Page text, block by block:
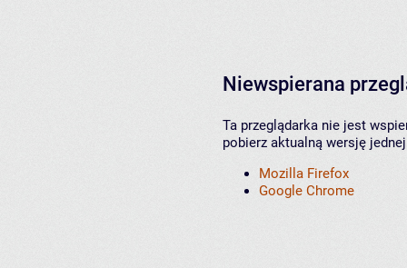
Niewspierana
Ta przeglądarka nie jest
pobierz aktualną wersję
Mozilla Firefox
Google Chrome